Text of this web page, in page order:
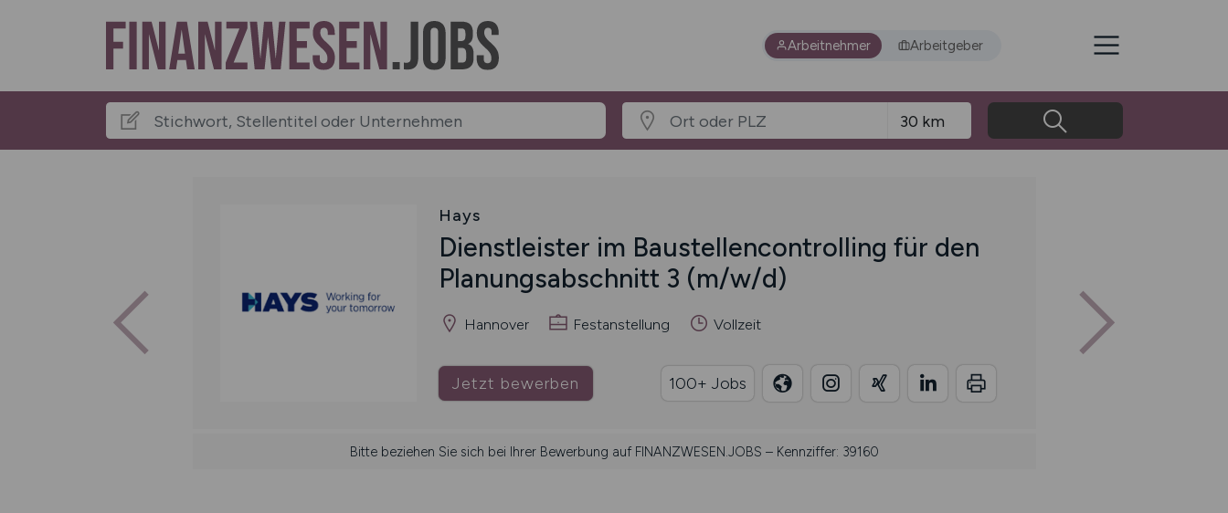
Arbeitnehmer Arbeitgeber
Hays
Dienstleister im Baustellencontrolling für den
Planungsabschnitt 3 (m/w/d)
Hannover Festanstellung Vollzeit
Jetzt bewerben 100+ Jobs
Bitte beziehen Sie sich bei Ihrer Bewerbung auf FINANZWESEN.JOBS – Kennziffer: 39160